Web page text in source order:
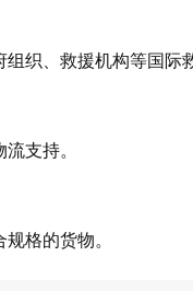
织、救援机构等国际
支持。
格的货物。